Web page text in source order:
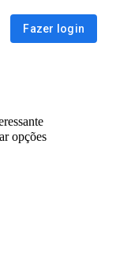
Fazer login
opções